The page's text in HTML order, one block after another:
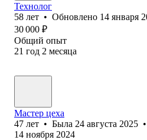
Технолог
58 лет • Обновлено 14 января
30 000 ₽
Общий опыт
21 год 2 месяца
Мастер цеха
47 лет • Была 24 августа 2025 •
14 ноября 2024